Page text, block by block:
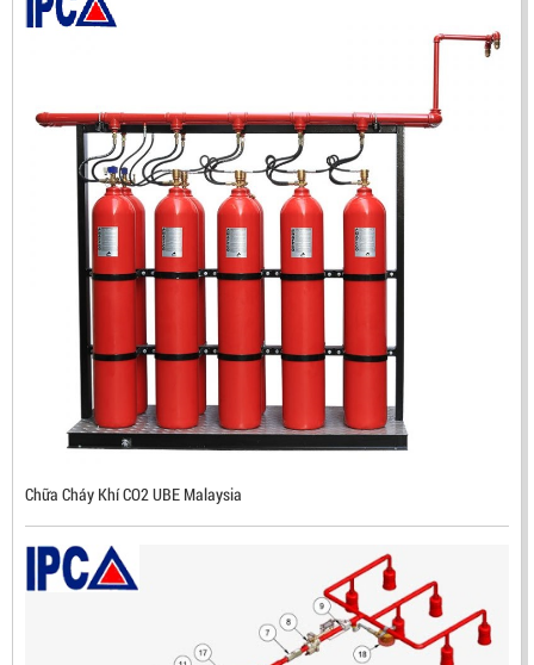
ĐẦU BÁO TIA LỬA IR3 RX500 CHỐNG CHÁY NỔ TIÊU
CHUẨN FM HÀN QUỐC
LIÊN HỆ
Mã sản phẩm: RX500
Chữa Cháy Khí CO2 UBE Malaysia